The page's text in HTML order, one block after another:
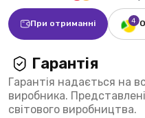
При отриманні
Гарантія
Гарантія надається на
виробника.
світового виробництва.